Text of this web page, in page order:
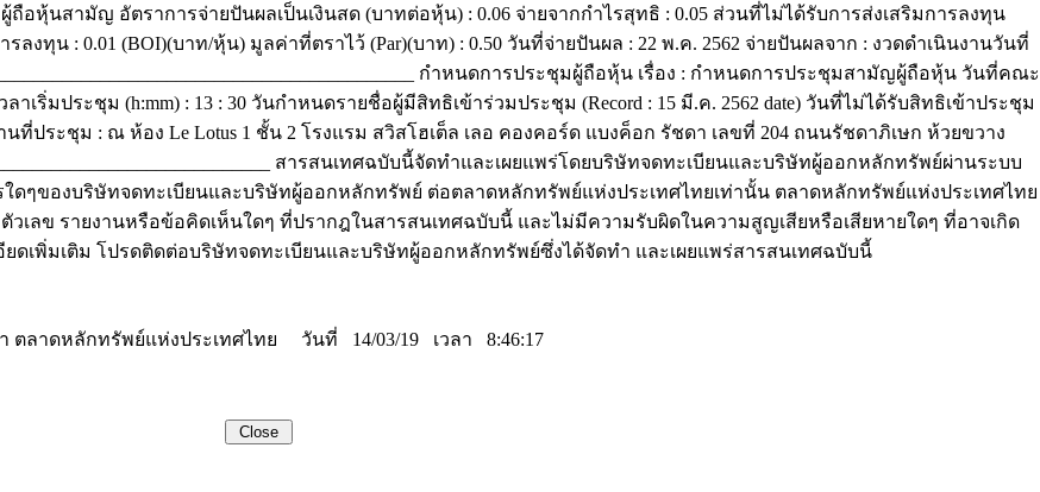
ถือหุ้นสามัญ อัตราการจ่ายปันผลเป็นเงินสด (บาทต่อหุ้น) : 0.06 จ่ายจากกำไรสุทธิ : 0.05 ส่วนที่ไม่ได้รับการส่งเสริมการลงทุน
งทุน : 0.01 (BOI)(บาท/หุ้น) มูลค่าที่ตราไว้ (Par)(บาท) : 0.50 วันที่จ่ายปันผล : 22 พ.ค. 2562 จ่ายปันผลจาก : งวดดำเนินงานวันที่
กำหนดการประชุมผู้ถือหุ้น เรื่อง : กำหนดการประชุมสามัญผู้ถือหุ้น วันที่คณะ
าเริ่มประชุม (h:mm) : 13 : 30 วันกำหนดรายชื่อผู้มีสิทธิเข้าร่วมประชุม (Record : 15 มี.ค. 2562 date) วันที่ไม่ได้รับสิทธิเข้าประชุม
ที่ประชุม : ณ ห้อง Le Lotus 1 ชั้น 2 โรงแรม สวิสโฮเต็ล เลอ คองคอร์ด แบงค็อก รัชดา เลขที่ 204 ถนนรัชดาภิเษก ห้วยขวาง
สารสนเทศฉบับนี้จัดทำและเผยแพร่โดยบริษัทจดทะเบียนและบริษัทผู้ออกหลักทรัพย์ผ่านระบบ
ดๆของบริษัทจดทะเบียนและบริษัทผู้ออกหลักทรัพย์ ต่อตลาดหลักทรัพย์แห่งประเทศไทยเท่านั้น ตลาดหลักทรัพย์แห่งประเทศไทย
เลข รายงานหรือข้อคิดเห็นใดๆ ที่ปรากฎในสารสนเทศฉบับนี้ และไม่มีความรับผิดในความสูญเสียหรือเสียหายใดๆ ที่อาจเกิด
เพิ่มเติม โปรดติดต่อบริษัทจดทะเบียนและบริษัทผู้ออกหลักทรัพย์ซึ่งได้จัดทำ และเผยแพร่สารสนเทศฉบับนี้
ตลาดหลักทรัพย์แห่งประเทศไทย วันที่ 14/03/19 เวลา 8:46:17